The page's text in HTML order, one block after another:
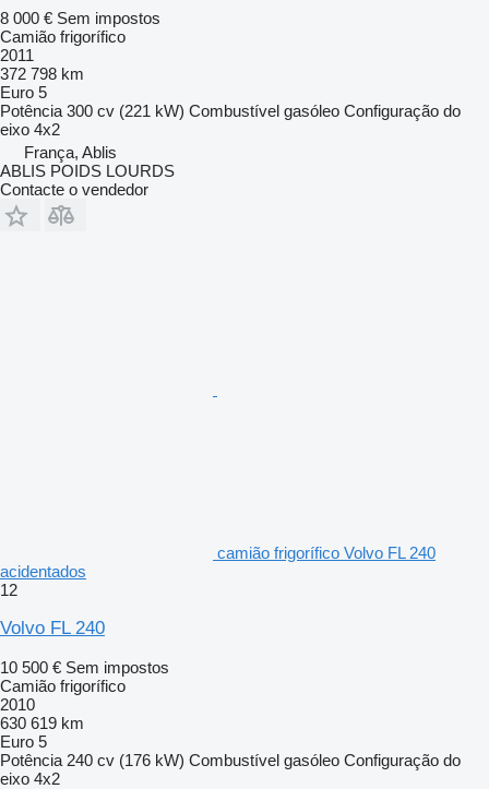
8 000 € Sem impostos
Camião frigorífico
2011
372 798 km
Euro 5
Potência 300 cv (221 kW) Combustível gasóleo Configuração do
eixo 4x2
França, Ablis
ABLIS POIDS LOURDS
Contacte o vendedor
camião frigorífico Volvo FL 240
acidentados
12
Volvo FL 240
10 500 € Sem impostos
Camião frigorífico
2010
630 619 km
Euro 5
Potência 240 cv (176 kW) Combustível gasóleo Configuração do
eixo 4x2